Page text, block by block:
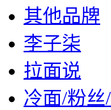
其他品牌
李子柒
拉面说
冷面/粉丝